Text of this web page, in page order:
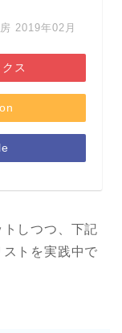
2019年02月
ス
しつつ、下記
トを実践中で